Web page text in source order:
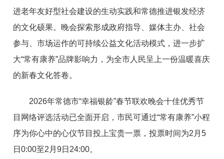
进老年友好型社会建设的生动实践和常德推进银发经济
的文化硕果。晚会探索形成政府指导、媒体主办、社会
参与、市场运作的可持续公益文化活动模式，进一步扩
大“常有康养”品牌影响力，为全市人民呈上一份温暖喜庆
的新春文化答卷。
2026年常德市“幸福银龄”春节联欢晚会十佳优秀节
目网络评选活动已全面开启，市民可通过“常有康养”小程
序为你心中的心仪节目投上宝贵一票，投票时间为2月5
日0:00至2月9日24:00。